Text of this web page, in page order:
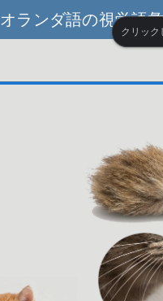
オランダ語の視覚語
クリック